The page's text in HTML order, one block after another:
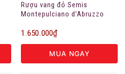
Rượu vang đỏ Semis
Montepulciano d’Abruzzo
1.650.000₫
MUA NGAY